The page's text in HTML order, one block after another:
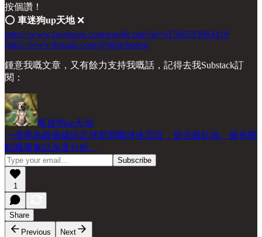
按個讚！
⭕️ 車迷狗up天地❌
https://www.facebook.com/profile.php?id=61566593983419
https://www.threads.com/@hkgchedog
鍾意我嘅文章，又有餘力支持我嘅話，記得去我Substack訂
閱：
車迷狗up天地
一個專為厭倦罐頭足球新聞嘅球迷而設，提供最貼地、最有觀
點嘅廣東話深度分析。
1
Share
Previous
Next